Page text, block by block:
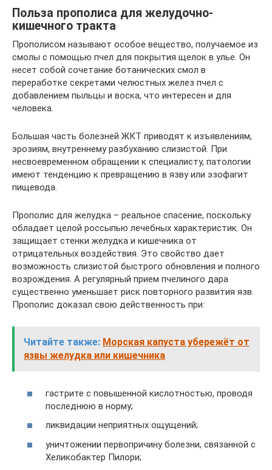
Польза прополиса для желудочно-
кишечного тракта
Прополисом называют особое вещество, получаемое из
смолы с помощью пчел для покрытия щелок в улье. Он
несет собой сочетание ботанических смол в
переработке секретами челюстных желез пчел с
добавлением пыльцы и воска, что интересен и для
человека.
Большая часть болезней ЖКТ приводят к изъявлениям,
эрозиям, внутреннему разбуханию слизистой. При
несвоевременном обращении к специалисту, патологии
имеют тенденцию к превращению в язву или эзофагит
пищевода.
Прополис для желудка – реальное спасение, поскольку
обладает целой россыпью лечебных характеристик. Он
защищает стенки желудка и кишечника от
отрицательных воздействия. Это свойство дает
возможность слизистой быстрого обновления и полного
возрождения. А регулярный прием пчелиного дара
существенно уменьшает риск повторного развития язв.
Прополис доказал свою действенность при:
Читайте также: Морская капуста убережёт от
язвы желудка или кишечника
гастрите с повышенной кислотностью, проводя
последнюю в норму;
ликвидации неприятных ощущений;
уничтожении первопричину болезни, связанной с
Хеликобактер Пилори;